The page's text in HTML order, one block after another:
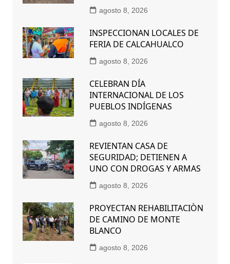
agosto 8, 2026
INSPECCIONAN LOCALES DE
FERIA DE CALCAHUALCO
agosto 8, 2026
CELEBRAN DÍA
INTERNACIONAL DE LOS
PUEBLOS INDÍGENAS
agosto 8, 2026
REVIENTAN CASA DE
SEGURIDAD; DETIENEN A
UNO CON DROGAS Y ARMAS
agosto 8, 2026
PROYECTAN REHABILITACIÒN
DE CAMINO DE MONTE
BLANCO
agosto 8, 2026